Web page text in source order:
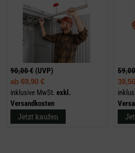
90,00 € (UVP)
ab 69,90 €
inklusive MwSt. exkl.
Versandkosten
Jetzt kaufen